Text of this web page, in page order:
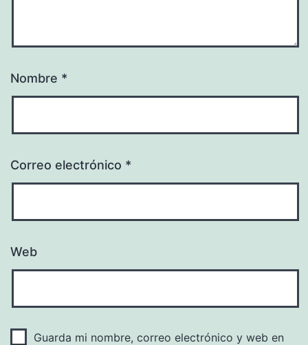
Nombre *
Correo electrónico *
Web
Guarda mi nombre, correo electrónico y web en